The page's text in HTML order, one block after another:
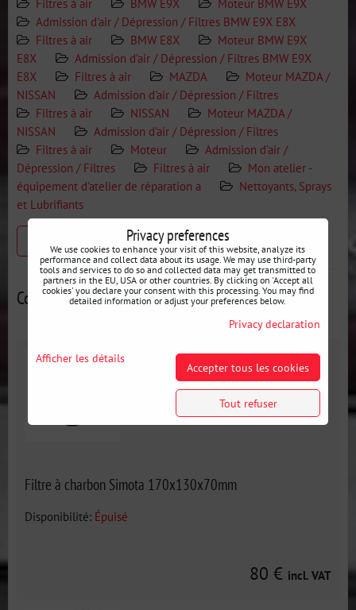
Filtres à air BMW E9X
Moteur BMW E9X
Admission d'air / Dépression / Filtres BMW E9X E8X
Filtres à air
BMW E8X
Moteur BMW E9X
E8X
Admission d'air / Dépression / Filtres BMW E9X
E8X
Filtres à air MAZDA
Moteur MAZDA /
NISSAN
Admission d'air / Dépression / Filtres
Filtres à air
NISSAN
Moteur MAZDA /
NISSAN
Admission d'air / Dépression / Filtres
Filtres à air
Moteur
Admission d'air /
Dépression / Filtres
Filtres à air
Mon atelier -
équipement d'atelier de réparation a
Nettoyants, Sprays
et Lubrifiants
Produit précédent
Contributions alternatives
Filtre à charbon Simota 170x130x70mm
Disponibilité: Épuisé
80 € incl. VAT
Privacy preferences
We use cookies to enhance your visit of this website, analyze its
performance and collect data about its usage. We may use third-party
tools and services to do so and collected data may get transmitted to
partners in the EU, USA or other countries. By clicking on 'Accept all
cookies' you declare your consent with this processing. You may find
detailed information or adjust your preferences below.
Privacy declaration
Afficher les détails
Accepter tous les cookies
Tout refuser